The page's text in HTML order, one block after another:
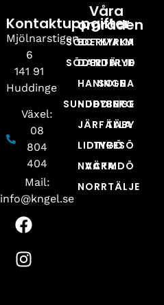
Kontaktuppgifter
Mjölnarstigen
6
141 91
Huddinge
Växel:
08
804
404
Mail:
info@kngel.se
Våra
områden
BOTKYRKA
DANDERYD
HANINGE
HUDDINGE
JÄRFÄLLA
LIDINGÖ
NACKA
NORRTÄLJE
SÖDERMALM
SÖDERTÄLJE
SOLNA
SUNDBYBERG
TÄBY
TYRESÖ
VÄRMDÖ